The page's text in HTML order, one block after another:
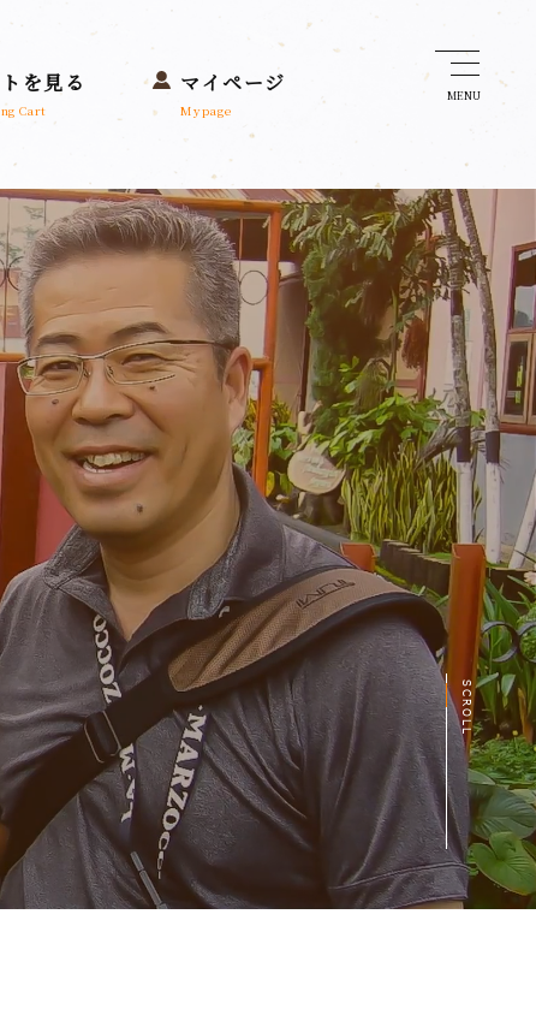
を見る
Cart
マイページ
Mypage
MENU
SCROLL